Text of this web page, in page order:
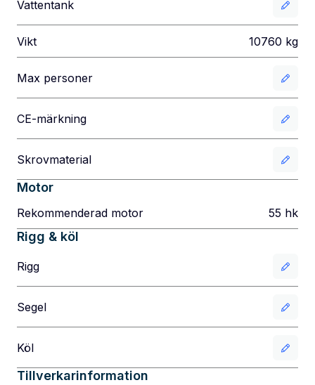
Vattentank
Vikt 10760 kg
Max personer
CE-märkning
Skrovmaterial
Motor
Rekommenderad motor 55 hk
Rigg & köl
Rigg
Segel
Köl
Tillverkarinformation